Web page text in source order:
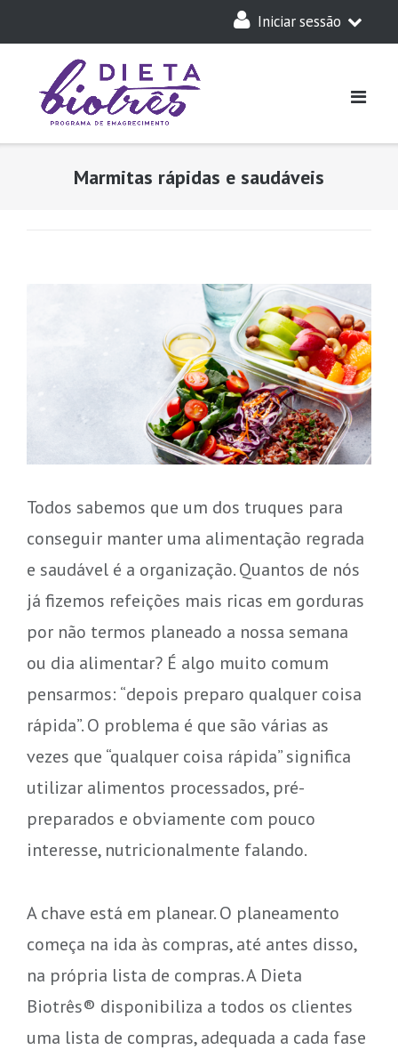
Iniciar sessão
Marmitas rápidas e saudáveis
Todos sabemos que um dos truques para
conseguir manter uma alimentação regrada
e saudável é a organização. Quantos de nós
já fizemos refeições mais ricas em gorduras
por não termos planeado a nossa semana
ou dia alimentar? É algo muito comum
pensarmos: “depois preparo qualquer coisa
rápida”. O problema é que são várias as
vezes que “qualquer coisa rápida” significa
utilizar alimentos processados, pré-
preparados e obviamente com pouco
interesse, nutricionalmente falando.
A chave está em planear. O planeamento
começa na ida às compras, até antes disso,
na própria lista de compras. A Dieta
Biotrês® disponibiliza a todos os clientes
uma lista de compras, adequada a cada fase